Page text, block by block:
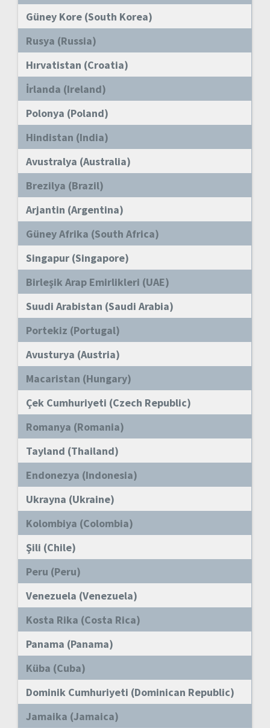
Güney Kore (South Korea)
Rusya (Russia)
Hırvatistan (Croatia)
İrlanda (Ireland)
Polonya (Poland)
Hindistan (India)
Avustralya (Australia)
Brezilya (Brazil)
Arjantin (Argentina)
Güney Afrika (South Africa)
Singapur (Singapore)
Birleşik Arap Emirlikleri (UAE)
Suudi Arabistan (Saudi Arabia)
Portekiz (Portugal)
Avusturya (Austria)
Macaristan (Hungary)
Çek Cumhuriyeti (Czech Republic)
Romanya (Romania)
Tayland (Thailand)
Endonezya (Indonesia)
Ukrayna (Ukraine)
Kolombiya (Colombia)
Şili (Chile)
Peru (Peru)
Venezuela (Venezuela)
Kosta Rika (Costa Rica)
Panama (Panama)
Küba (Cuba)
Dominik Cumhuriyeti (Dominican Republic)
Jamaika (Jamaica)